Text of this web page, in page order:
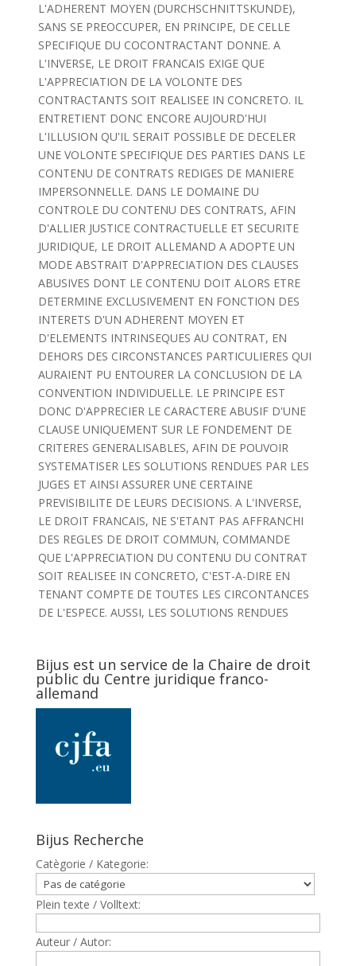
L'ADHERENT MOYEN (DURCHSCHNITTSKUNDE),
SANS SE PREOCCUPER, EN PRINCIPE, DE CELLE
SPECIFIQUE DU COCONTRACTANT DONNE. A
L'INVERSE, LE DROIT FRANCAIS EXIGE QUE
L'APPRECIATION DE LA VOLONTE DES
CONTRACTANTS SOIT REALISEE IN CONCRETO. IL
ENTRETIENT DONC ENCORE AUJOURD'HUI
L'ILLUSION QU'IL SERAIT POSSIBLE DE DECELER
UNE VOLONTE SPECIFIQUE DES PARTIES DANS LE
CONTENU DE CONTRATS REDIGES DE MANIERE
IMPERSONNELLE. DANS LE DOMAINE DU
CONTROLE DU CONTENU DES CONTRATS, AFIN
D'ALLIER JUSTICE CONTRACTUELLE ET SECURITE
JURIDIQUE, LE DROIT ALLEMAND A ADOPTE UN
MODE ABSTRAIT D'APPRECIATION DES CLAUSES
ABUSIVES DONT LE CONTENU DOIT ALORS ETRE
DETERMINE EXCLUSIVEMENT EN FONCTION DES
INTERETS D'UN ADHERENT MOYEN ET
D'ELEMENTS INTRINSEQUES AU CONTRAT, EN
DEHORS DES CIRCONSTANCES PARTICULIERES QUI
AURAIENT PU ENTOURER LA CONCLUSION DE LA
CONVENTION INDIVIDUELLE. LE PRINCIPE EST
DONC D'APPRECIER LE CARACTERE ABUSIF D'UNE
CLAUSE UNIQUEMENT SUR LE FONDEMENT DE
CRITERES GENERALISABLES, AFIN DE POUVOIR
SYSTEMATISER LES SOLUTIONS RENDUES PAR LES
JUGES ET AINSI ASSURER UNE CERTAINE
PREVISIBILITE DE LEURS DECISIONS. A L'INVERSE,
LE DROIT FRANCAIS, NE S'ETANT PAS AFFRANCHI
DES REGLES DE DROIT COMMUN, COMMANDE
QUE L'APPRECIATION DU CONTENU DU CONTRAT
SOIT REALISEE IN CONCRETO, C'EST-A-DIRE EN
TENANT COMPTE DE TOUTES LES CIRCONTANCES
DE L'ESPECE. AUSSI, LES SOLUTIONS RENDUES
Bijus est un service de la Chaire de droit
public du Centre juridique franco-
allemand
Bijus Recherche
Catègorie / Kategorie:
Plein texte / Volltext:
Auteur / Autor: